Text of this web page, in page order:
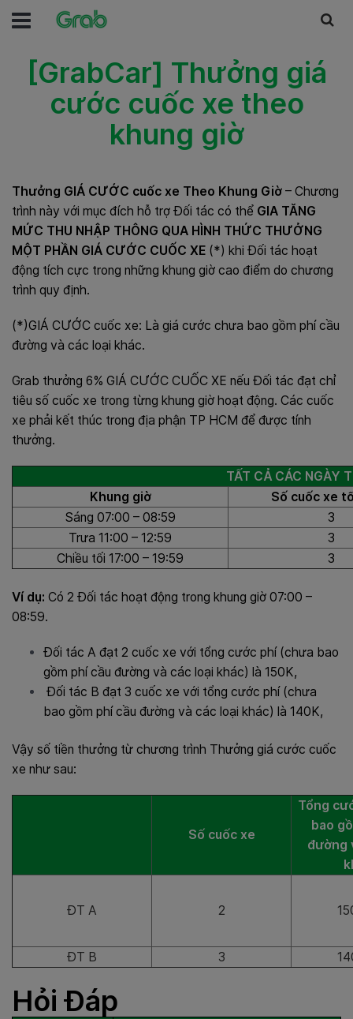
[GrabCar] Thưởng giá
cước cuốc xe theo
khung giờ
Thưởng GIÁ CƯỚC cuốc xe Theo Khung Giờ – Chương
trình này với mục đích hỗ trợ Đối tác có thể GIA TĂNG
MỨC THU NHẬP THÔNG QUA HÌNH THỨC THƯỞNG
MỘT PHẦN GIÁ CƯỚC CUỐC XE (*) khi Đối tác hoạt
động tích cực trong những khung giờ cao điểm do chương
trình quy định.
(*)GIÁ CƯỚC cuốc xe: Là giá cước chưa bao gồm phí cầu
đường và các loại khác.
Grab thưởng 6% GIÁ CƯỚC CUỐC XE nếu Đối tác đạt chỉ
tiêu số cuốc xe trong từng khung giờ hoạt động. Các cuốc
xe phải kết thúc trong địa phận TP HCM để được tính
thưởng.
TẤT CẢ CÁC NGÀY
Khung giờ
Số cuốc xe
Sáng 07:00 – 08:59
3
Trưa 11:00 – 12:59
3
Chiều tối 17:00 – 19:59
3
Ví dụ: Có 2 Đối tác hoạt động trong khung giờ 07:00 –
08:59.
Đối tác A đạt 2 cuốc xe với tổng cước phí (chưa bao
gồm phí cầu đường và các loại khác) là 150K,
Đối tác B đạt 3 cuốc xe với tổng cước phí (chưa
bao gồm phí cầu đường và các loại khác) là 140K,
Vậy số tiền thưởng từ chương trình Thưởng giá cước cuốc
xe như sau:
Số cuốc xe
Tổng
bao
đường
ĐT A 2
ĐT B 3
Hỏi Đáp